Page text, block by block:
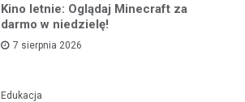
Kino letnie: Oglądaj Minecraft za
darmo w niedzielę!
7 sierpnia 2026
Edukacja